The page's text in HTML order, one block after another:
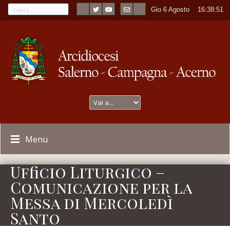
Gio 6 Agosto 16:38:51
Menu
Ufficio Liturgico –
Comunicazione per la
Messa di Mercoledì
Santo